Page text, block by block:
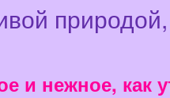
и нежное, как